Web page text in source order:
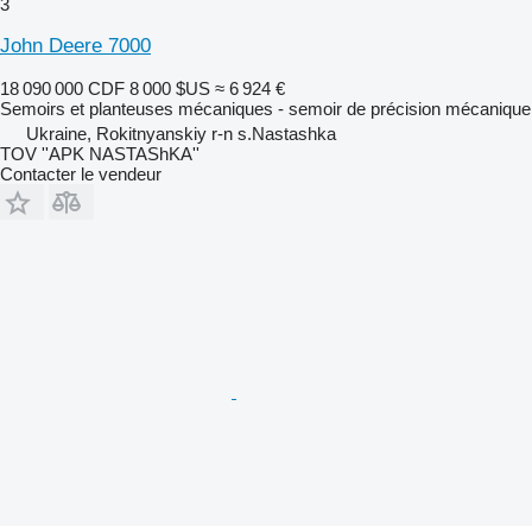
3
John Deere 7000
18 090 000 CDF 8 000 $US ≈ 6 924 €
Semoirs et planteuses mécaniques - semoir de précision mécanique
Ukraine, Rokitnyanskiy r-n s.Nastashka
TOV ''APK NASTAShKA''
Contacter le vendeur